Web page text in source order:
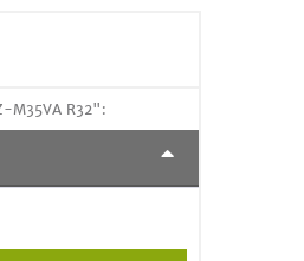
M35VA R32":